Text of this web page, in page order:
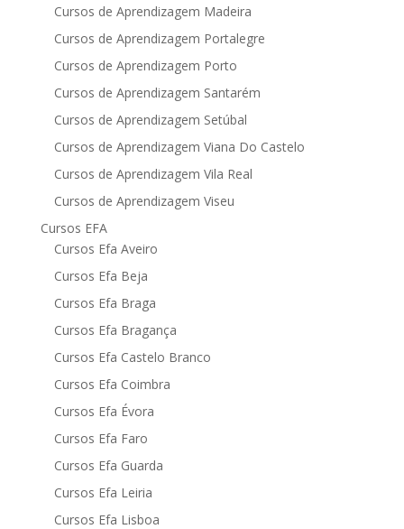
Cursos de Aprendizagem Madeira
Cursos de Aprendizagem Portalegre
Cursos de Aprendizagem Porto
Cursos de Aprendizagem Santarém
Cursos de Aprendizagem Setúbal
Cursos de Aprendizagem Viana Do Castelo
Cursos de Aprendizagem Vila Real
Cursos de Aprendizagem Viseu
Cursos EFA
Cursos Efa Aveiro
Cursos Efa Beja
Cursos Efa Braga
Cursos Efa Bragança
Cursos Efa Castelo Branco
Cursos Efa Coimbra
Cursos Efa Évora
Cursos Efa Faro
Cursos Efa Guarda
Cursos Efa Leiria
Cursos Efa Lisboa